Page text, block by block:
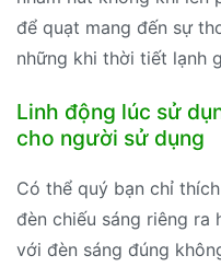
để quạt mang đến sự
những khi thời tiết lạnh
Linh động lúc sử
cho người sử dụng
Có thể quý bạn chỉ
đèn chiếu sáng riêng ra
với đèn sáng đúng